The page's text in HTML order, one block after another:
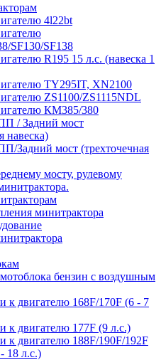
4l22bt
SF130/SF138
R195 15 л.с. (навеска 1
TY295IT, XN2100
ZS1100/ZS1115NDL
КМ385/380
/ Задний мост
навеска)
Задний мост (трехточечная
мосту, рулевому
минитрактора
бензин с воздушным
к двигателю 168F/170F (6 - 7
к двигателю 177F (9 л.с.)
к двигателю 188F/190F/192F
18 л.с.)